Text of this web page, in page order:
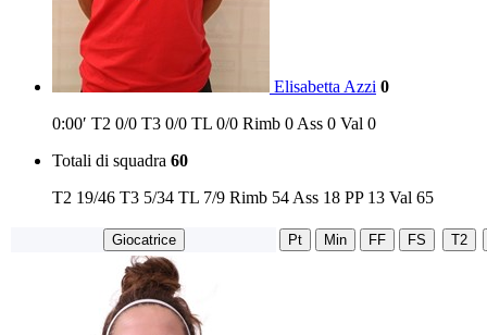
Elisabetta Azzi 0
0:00′ T2 0/0 T3 0/0 TL 0/0 Rimb 0 Ass 0 Val 0
Totali di squadra 60
T2 19/46 T3 5/34 TL 7/9 Rimb 54 Ass 18 PP 13 Val 65
Giocatrice Pt Min FF FS T2